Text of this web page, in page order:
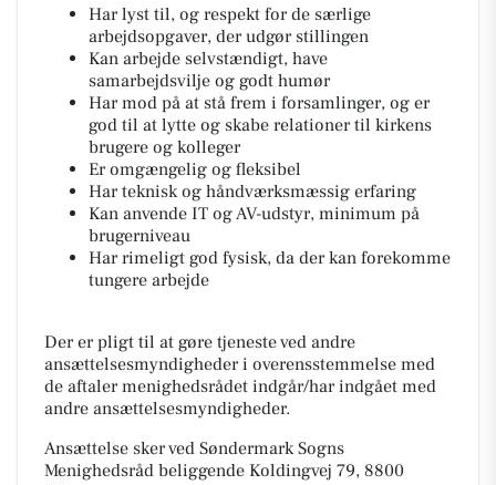
Har lyst til, og respekt for de særlige
arbejdsopgaver, der udgør stillingen
Kan arbejde selvstændigt, have
samarbejdsvilje og godt humør
Har mod på at stå frem i forsamlinger, og er
god til at lytte og skabe relationer til kirkens
brugere og kolleger
Er omgængelig og fleksibel
Har teknisk og håndværksmæssig erfaring
Kan anvende IT og AV-udstyr, minimum på
brugerniveau
Har rimeligt god fysisk, da der kan forekomme
tungere arbejde
Der er pligt til at gøre tjeneste ved andre
ansættelsesmyndigheder i overensstemmelse med
de aftaler menighedsrådet indgår/har indgået med
andre ansættelsesmyndigheder.
Ansættelse sker ved Søndermark Sogns
Menighedsråd beliggende Koldingvej 79, 8800